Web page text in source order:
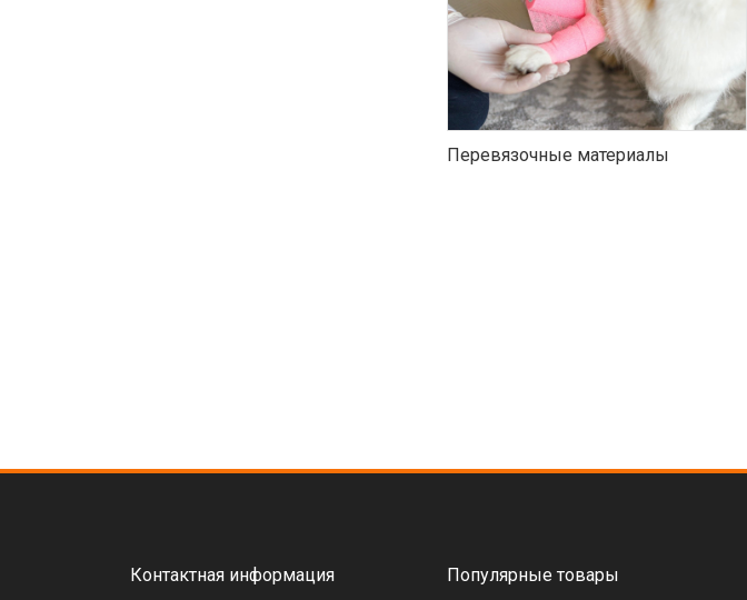
Перевязочные материалы
Контактная информация Популярные товары